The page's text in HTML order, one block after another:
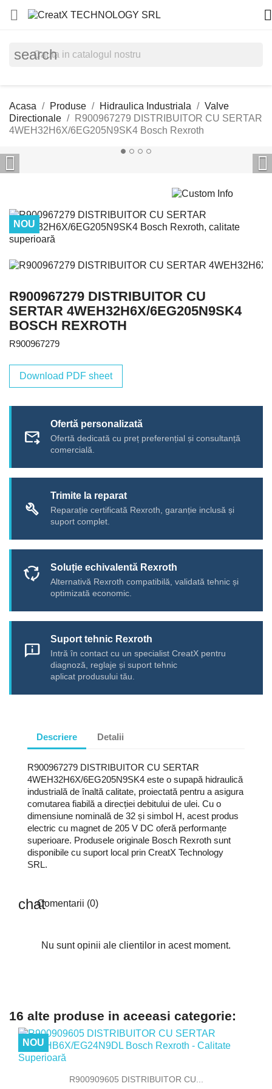
 
search
Acasa Produse Hidraulica Industriala
Valve
Directionale
R900967279 DISTRIBUITOR CU SERTAR
4WEH32H6X/6EG205N9SK4 Bosch Rexroth
 
NOU
R900967279 DISTRIBUITOR CU
SERTAR 4WEH32H6X/6EG205N9SK4
BOSCH REXROTH
R900967279
Download PDF sheet
forward_to_inbox
Ofertă personalizată
Ofertă dedicată cu preț preferențial și consultanță
comercială.
build
Trimite la reparat
Reparație certificată Rexroth, garanție inclusă și
suport complet.
cycle Soluție echivalentă Rexroth
Alternativă Rexroth compatibilă, validată tehnic și
optimizată economic.
chat_info
Suport tehnic Rexroth
Intră în contact cu un specialist CreatX pentru
diagnoză, reglaje și suport tehnic
aplicat produsului tău.
Descriere Detalii
R900967279 DISTRIBUITOR CU SERTAR
4WEH32H6X/6EG205N9SK4 este o supapă hidraulică
industrială de înaltă calitate, proiectată pentru a asigura
comutarea fiabilă a direcției debitului de ulei. Cu o
dimensiune nominală de 32 și simbol H, acest produs
electric cu magnet de 205 V DC oferă performanțe
superioare. Produsele originale Bosch Rexroth sunt
disponibile cu suport local prin CreatX Technology
SRL.
Comentarii (0)
Nu sunt opinii ale clientilor in acest moment.
16 alte produse in aceeasi categorie:
R900909605 DISTRIBUITOR CU...
NOU